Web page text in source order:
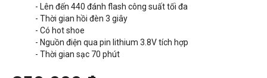
- Lên đến 440 đánh flash công suất tối đa
- Thời gian hồi đèn 3 giây
- Có hot shoe
- Nguồn điện qua pin lithium 3.8V tích hợp
- Thời gian sạc 70 phút